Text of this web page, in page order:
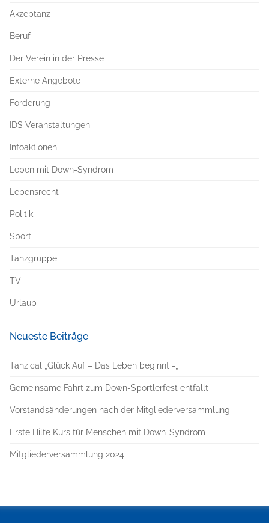
Akzeptanz
Beruf
Der Verein in der Presse
Externe Angebote
Förderung
IDS Veranstaltungen
Infoaktionen
Leben mit Down-Syndrom
Lebensrecht
Politik
Sport
Tanzgruppe
TV
Urlaub
Neueste Beiträge
Tanzical „Glück Auf – Das Leben beginnt -„
Gemeinsame Fahrt zum Down-Sportlerfest entfällt
Vorstandsänderungen nach der Mitgliederversammlung
Erste Hilfe Kurs für Menschen mit Down-Syndrom
Mitgliederversammlung 2024